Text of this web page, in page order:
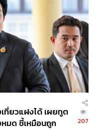
ที่ยวแฝงได้ เผยทูต
หมด ชี้เหมือนถูก
207